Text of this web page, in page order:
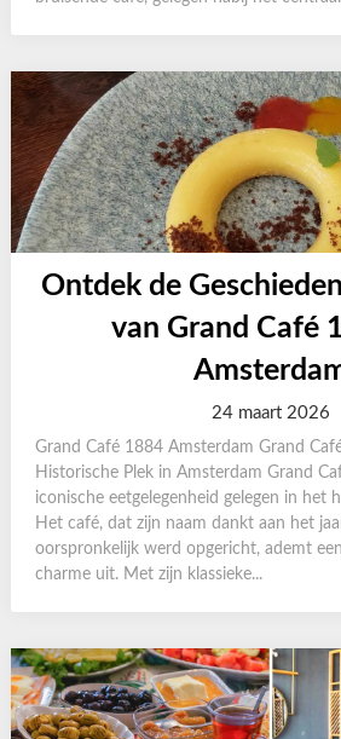
Ontdek de
van Grand Café
24 maart 2026
Grand Café 1884 Amsterdam Grand
Historische Plek in Amsterdam Grand
iconische eetgelegenheid gelegen in het
Het café, dat zijn naam dankt aan het
oorspronkelijk werd opgericht, ademt
charme uit. Met zijn klassieke...